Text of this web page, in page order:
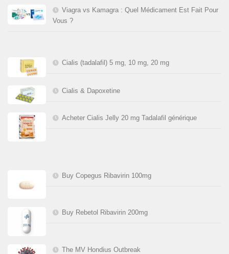
Viagra vs Kamagra : Quel Médicament Est Fait Pour
Vous ?
Cialis (tadalafil) 5 mg, 10 mg, 20 mg
Cialis & Dapoxetine
Acheter Cialis Jelly 20 mg Tadalafil générique
Buy Copegus Ribavirin 100mg
Buy Rebetol Ribavirin 200mg
The MV Hondius Outbreak